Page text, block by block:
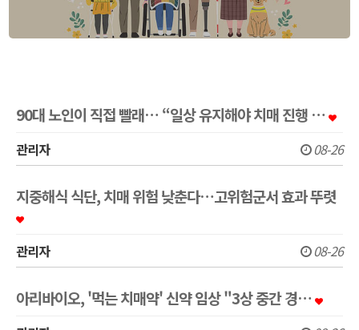
90대 노인이 직접 빨래… “일상 유지해야 치매 진행 …
관리자 08-26
지중해식 식단, 치매 위험 낮춘다…고위험군서 효과 뚜렷
관리자 08-26
아리바이오, '먹는 치매약' 신약 임상 "3상 중간 경…